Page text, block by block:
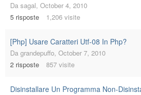
Da sagal, October 4, 2010
5 risposte 1,206 visite
[Php] Usare Caratteri Utf-08 In Php?
Da grandepuffo, October 7, 2010
2 risposte 857 visite
Disinstallare Un Programma Non-